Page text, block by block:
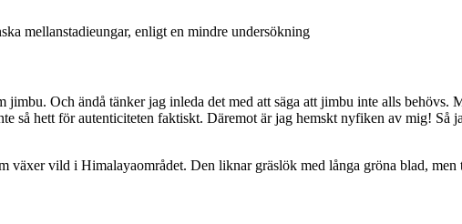
mellanstadieungar, enligt en mindre undersökning
Och ändå tänker jag inleda det med att säga att jimbu inte alls behövs.
så hett för autenticiteten faktiskt. Däremot är jag hemskt nyfiken av mig! Så
växer vild i Himalayaområdet. Den liknar gräslök med långa gröna blad, men